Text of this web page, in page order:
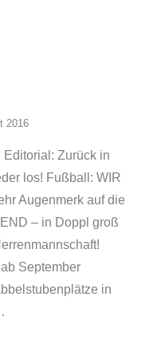
2016
Zurück in
los! Fußball: WIR
Augenmerk auf die
– in Doppl groß
September
in